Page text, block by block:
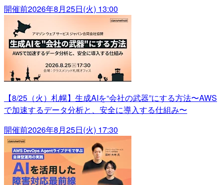
開催前2026年8月25日(火) 13:00
【8/25（火）札幌】生成AIを“会社の武器”にする方法〜AWS
で加速するデータ分析と、安全に導入する仕組み〜
開催前2026年8月25日(火) 17:30